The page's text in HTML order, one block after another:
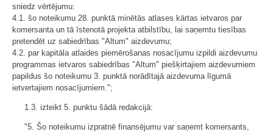
sniedz vērtējumu:
4.1. šo noteikumu 28. punktā minētās atlases kārtas ietvaros par
komersanta un tā īstenotā projekta atbilstību, lai saņemtu tiesības
pretendēt uz sabiedrības "Altum" aizdevumu;
4.2. par kapitāla atlaides piemērošanas nosacījumu izpildi aizdevumu
programmas ietvaros sabiedrības "Altum" piešķirtajiem aizdevumiem
papildus šo noteikumu 3. punktā norādītajā aizdevuma līgumā
ietvertajiem nosacījumiem.";
1.3. izteikt 5. punktu šādā redakcijā:
"5. Šo noteikumu izpratnē finansējumu var saņemt komersants,